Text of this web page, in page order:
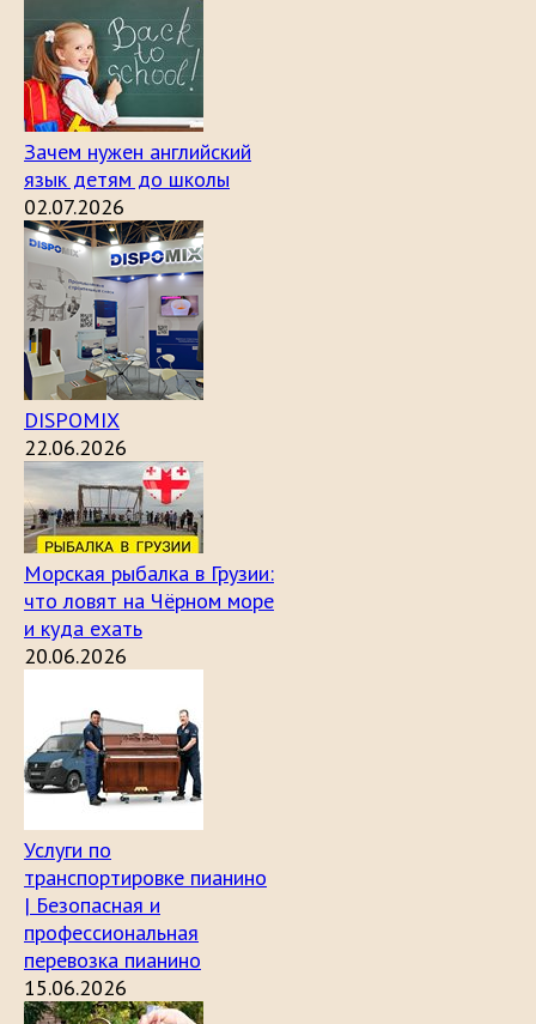
Зачем нужен английский
язык детям до школы
02.07.2026
DISPOMIX
22.06.2026
Морская рыбалка в Грузии:
что ловят на Чёрном море
и куда ехать
20.06.2026
Услуги по
транспортировке пианино
| Безопасная и
профессиональная
перевозка пианино
15.06.2026